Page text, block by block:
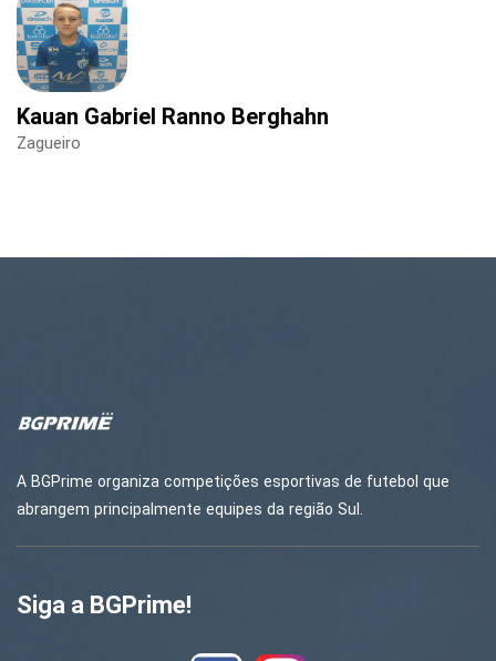
Kauan Gabriel Ranno Berghahn
Zagueiro
A BGPrime organiza competições esportivas de futebol que
abrangem principalmente equipes da região Sul.
Siga a BGPrime!